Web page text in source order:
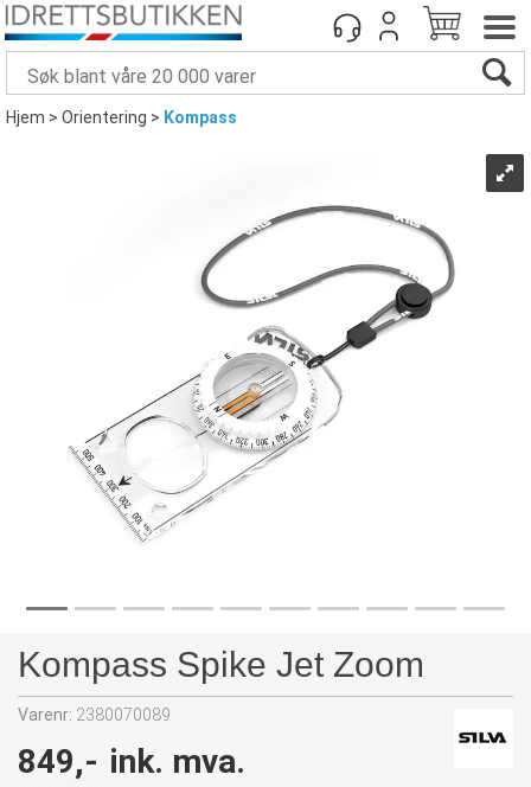
Hjem>Orientering> Kompass
Kompass Spike Jet Zoom
Varenr: 2380070089
849,- ink. mva.